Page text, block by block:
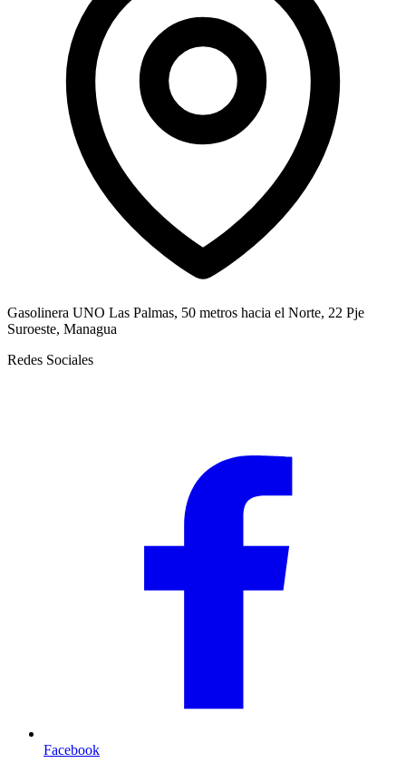
Gasolinera UNO Las Palmas, 50 metros hacia el Norte, 22 Pje
Suroeste, Managua
Redes Sociales
Facebook